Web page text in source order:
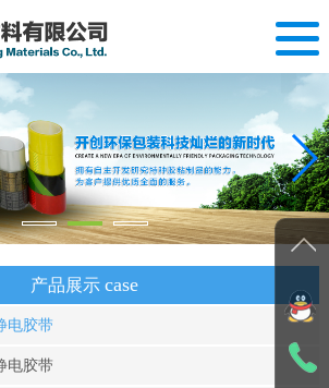
关于我们
产品展示
案例展示
新闻动态
设备展示
产品展示case
电胶带
电胶带